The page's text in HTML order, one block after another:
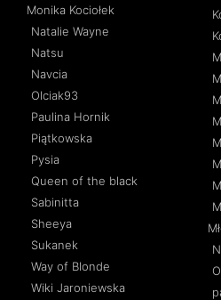
Monika Kociołek
Natalie Wayne
Natsu
Navcia
Olciak93
Paulina Hornik
Piątkowska
Pysia
Queen of the black
Sabinitta
Sheeya
Sukanek
Way of Blonde
Wiki Jaroniewska